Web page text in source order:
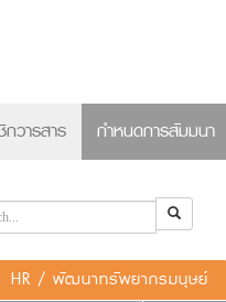
วารสาร กำหนดการสัมมนา
HR / พัฒนาทรัพยากรมนุษย์